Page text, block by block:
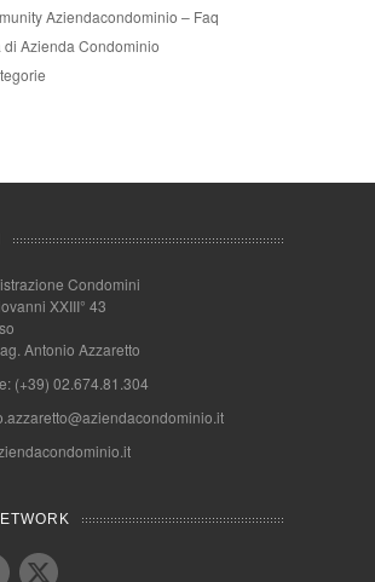
Aziendacondominio – Faq
di Azienda Condominio
Condomini
XXIII° 43
Antonio Azzaretto
(+39) 02.674.81.304